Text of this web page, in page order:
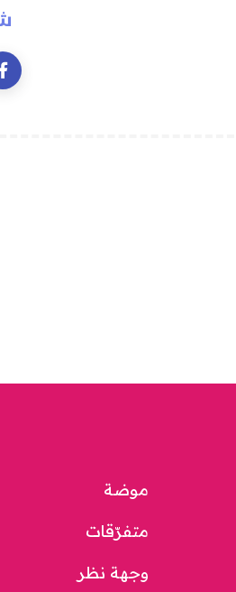
موضة
متفرّقات
وجهة نظر